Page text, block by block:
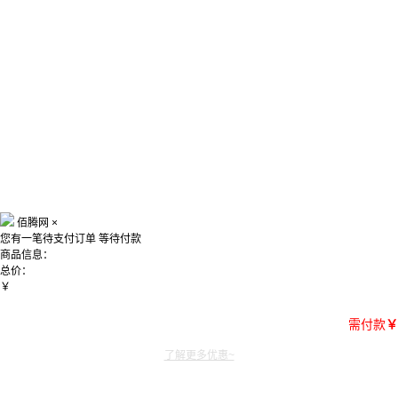
佰腾网 ×
您有一笔待支付订单 等待付款
商品信息：
总价：
￥
需付款￥
了解更多优惠~